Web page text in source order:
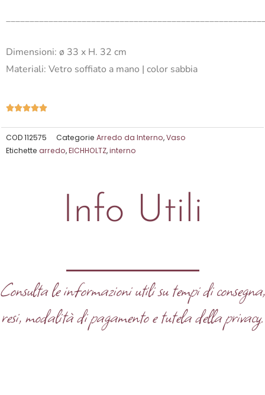
Dimensioni: ø 33 x H. 32 cm
Materiali: Vetro soffiato a mano | color sabbia
Valutazione
5
COD112575 Categorie Arredo da Interno,Vaso
Etichette arredo,EICHHOLTZ,interno
Info Utili
Consulta le informazioni utili su tempi di consegna,
resi, modalità di pagamento e tutela della privacy.